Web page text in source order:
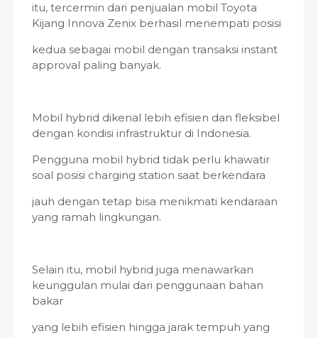
itu, tercermin dari penjualan mobil Toyota
Kijang Innova Zenix berhasil menempati posisi
kedua sebagai mobil dengan transaksi instant
approval paling banyak.
Mobil hybrid dikenal lebih efisien dan fleksibel
dengan kondisi infrastruktur di Indonesia.
Pengguna mobil hybrid tidak perlu khawatir
soal posisi charging station saat berkendara
jauh dengan tetap bisa menikmati kendaraan
yang ramah lingkungan.
Selain itu, mobil hybrid juga menawarkan
keunggulan mulai dari penggunaan bahan
bakar
yang lebih efisien hingga jarak tempuh yang